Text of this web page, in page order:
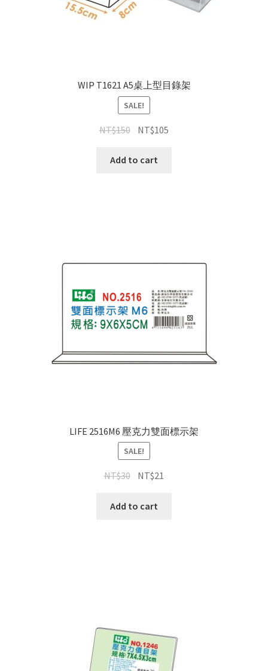
WIP T1621 A5桌上型目錄架
SALE!
NT$150 NT$105
Add to cart
LIFE 2516M6 壓克力雙面標示架
SALE!
NT$30 NT$21
Add to cart